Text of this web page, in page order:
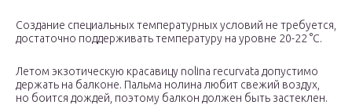
Создание специальных температурных условий не требуется,
достаточно поддерживать температуру на уровне 20-22 °С.
Летом экзотическую красавицу nolina recurvatа допустимо
держать на балконе. Пальма нолина любит свежий воздух,
но боится дождей, поэтому балкон должен быть застеклен.